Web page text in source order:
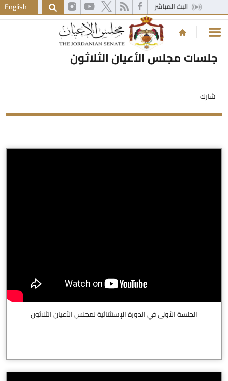
English
جلسات مجلس الأعيان الثلاثون
شارك
الجلسة الأولى في الدورة الإستثنائية لمجلس الأعيان الثلاثون